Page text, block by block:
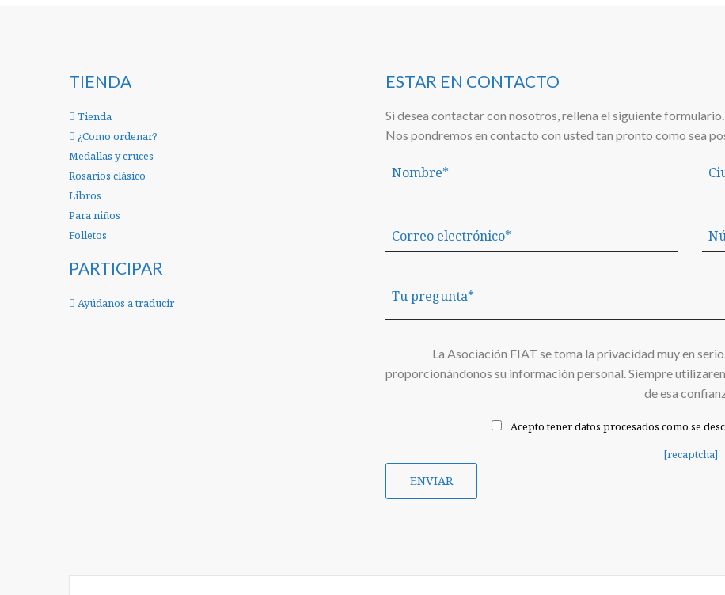
TIENDA
Tienda
¿Como ordenar?
Medallas y cruces
Rosarios clásico
Libros
Para niños
Folletos
PARTICIPAR
Ayúdanos a traducir
ESTAR EN CONTACTO
Si desea contactar con nosotros, rellena el siguiente formulario.
Nos pondremos en contacto con usted tan pronto como sea
La Asociación FIAT se toma la privacidad muy en
proporcionándonos su información personal. Siempre
de esa
Acepto tener datos procesados como se
[recaptcha]